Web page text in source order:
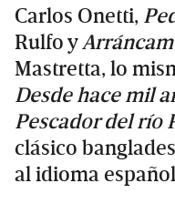
Carlos Onetti,
Rulfo y
Mastretta, lo
Desde hace mil
Pescador del río
clásico
al idioma